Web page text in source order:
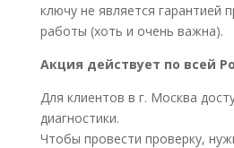
ключу не является гарантией
работы (хоть и очень важна).
Акция действует по всей
Для клиентов в г. Москва
диагностики.
Чтобы провести проверку,